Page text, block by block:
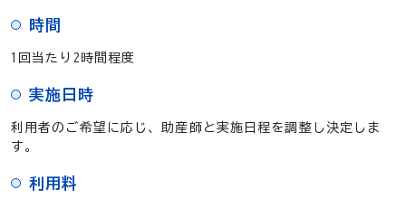
時間
1回当たり2時間程度
実施日時
利用者のご希望に応じ、助産師と実施日程を調整し決定しま
す。
利用料